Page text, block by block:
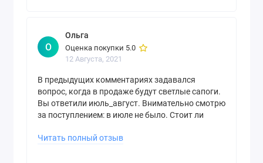
О
Ольга
Оценка покупки 5.0
12 Августа, 2021
В предыдущих комментариях задавался
вопрос, когда в продаже будут светлые сапоги.
Вы ответили июль_август. Внимательно смотрю
за поступлением: в июле не было. Стоит ли
Читать полный отзыв